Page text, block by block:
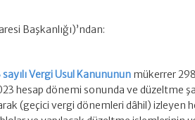
Başkanlığı)’ndan:
sayılı Vergi Usul Kanununun mükerrer
hesap dönemi sonunda ve düzeltme
(geçici vergi dönemleri dâhil) izleyen